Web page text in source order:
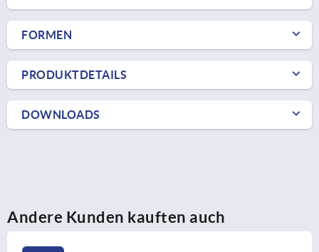
FORMEN
PRODUKTDETAILS
DOWNLOADS
Andere Kunden kauften auch